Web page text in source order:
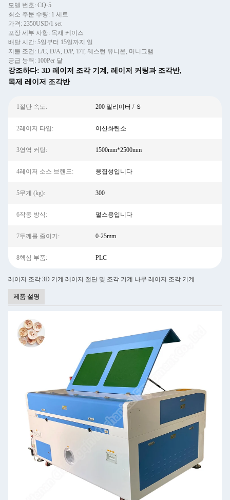
모델 번호: CQ-5
최소 주문 수량: 1 세트
가격: 2350USD/1 set
포장 세부 사항: 목재 케이스
배달 시간: 5일부터 15일까지 일
지불 조건: L/C, D/A, D/P, T/T, 웨스턴 유니온, 머니그램
공급 능력: 100Per 달
강조하다: 3D 레이저 조각 기계 , 레이저 커팅과 조각반,
목제 레이저 조각반
1절단 속도: 200 밀리미터 / Ｓ
2레이저 타입: 이산화탄소
3영역 커팅: 1500mm*2500mm
4레이저 소스 브랜드: 응집성입니다
5무게 (kg): 300
6작동 방식: 펄스용입니다
7두께를 줄이기: 0-25mm
8핵심 부품: PLC
레이저 조각 3D 기계 레이저 절단 및 조각 기계 나무 레이저 조각 기계
제품 설명